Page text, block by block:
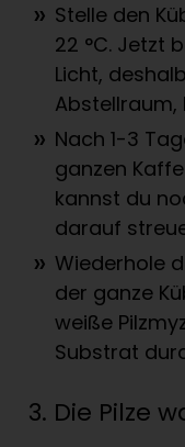
Stelle den
22 °C. Jetzt
Licht,
Abstellraum,
Nach 1-3
ganzen
kannst du
darauf
Wiederhole
der ganze
weiße
Substrat
3. Die Pilze